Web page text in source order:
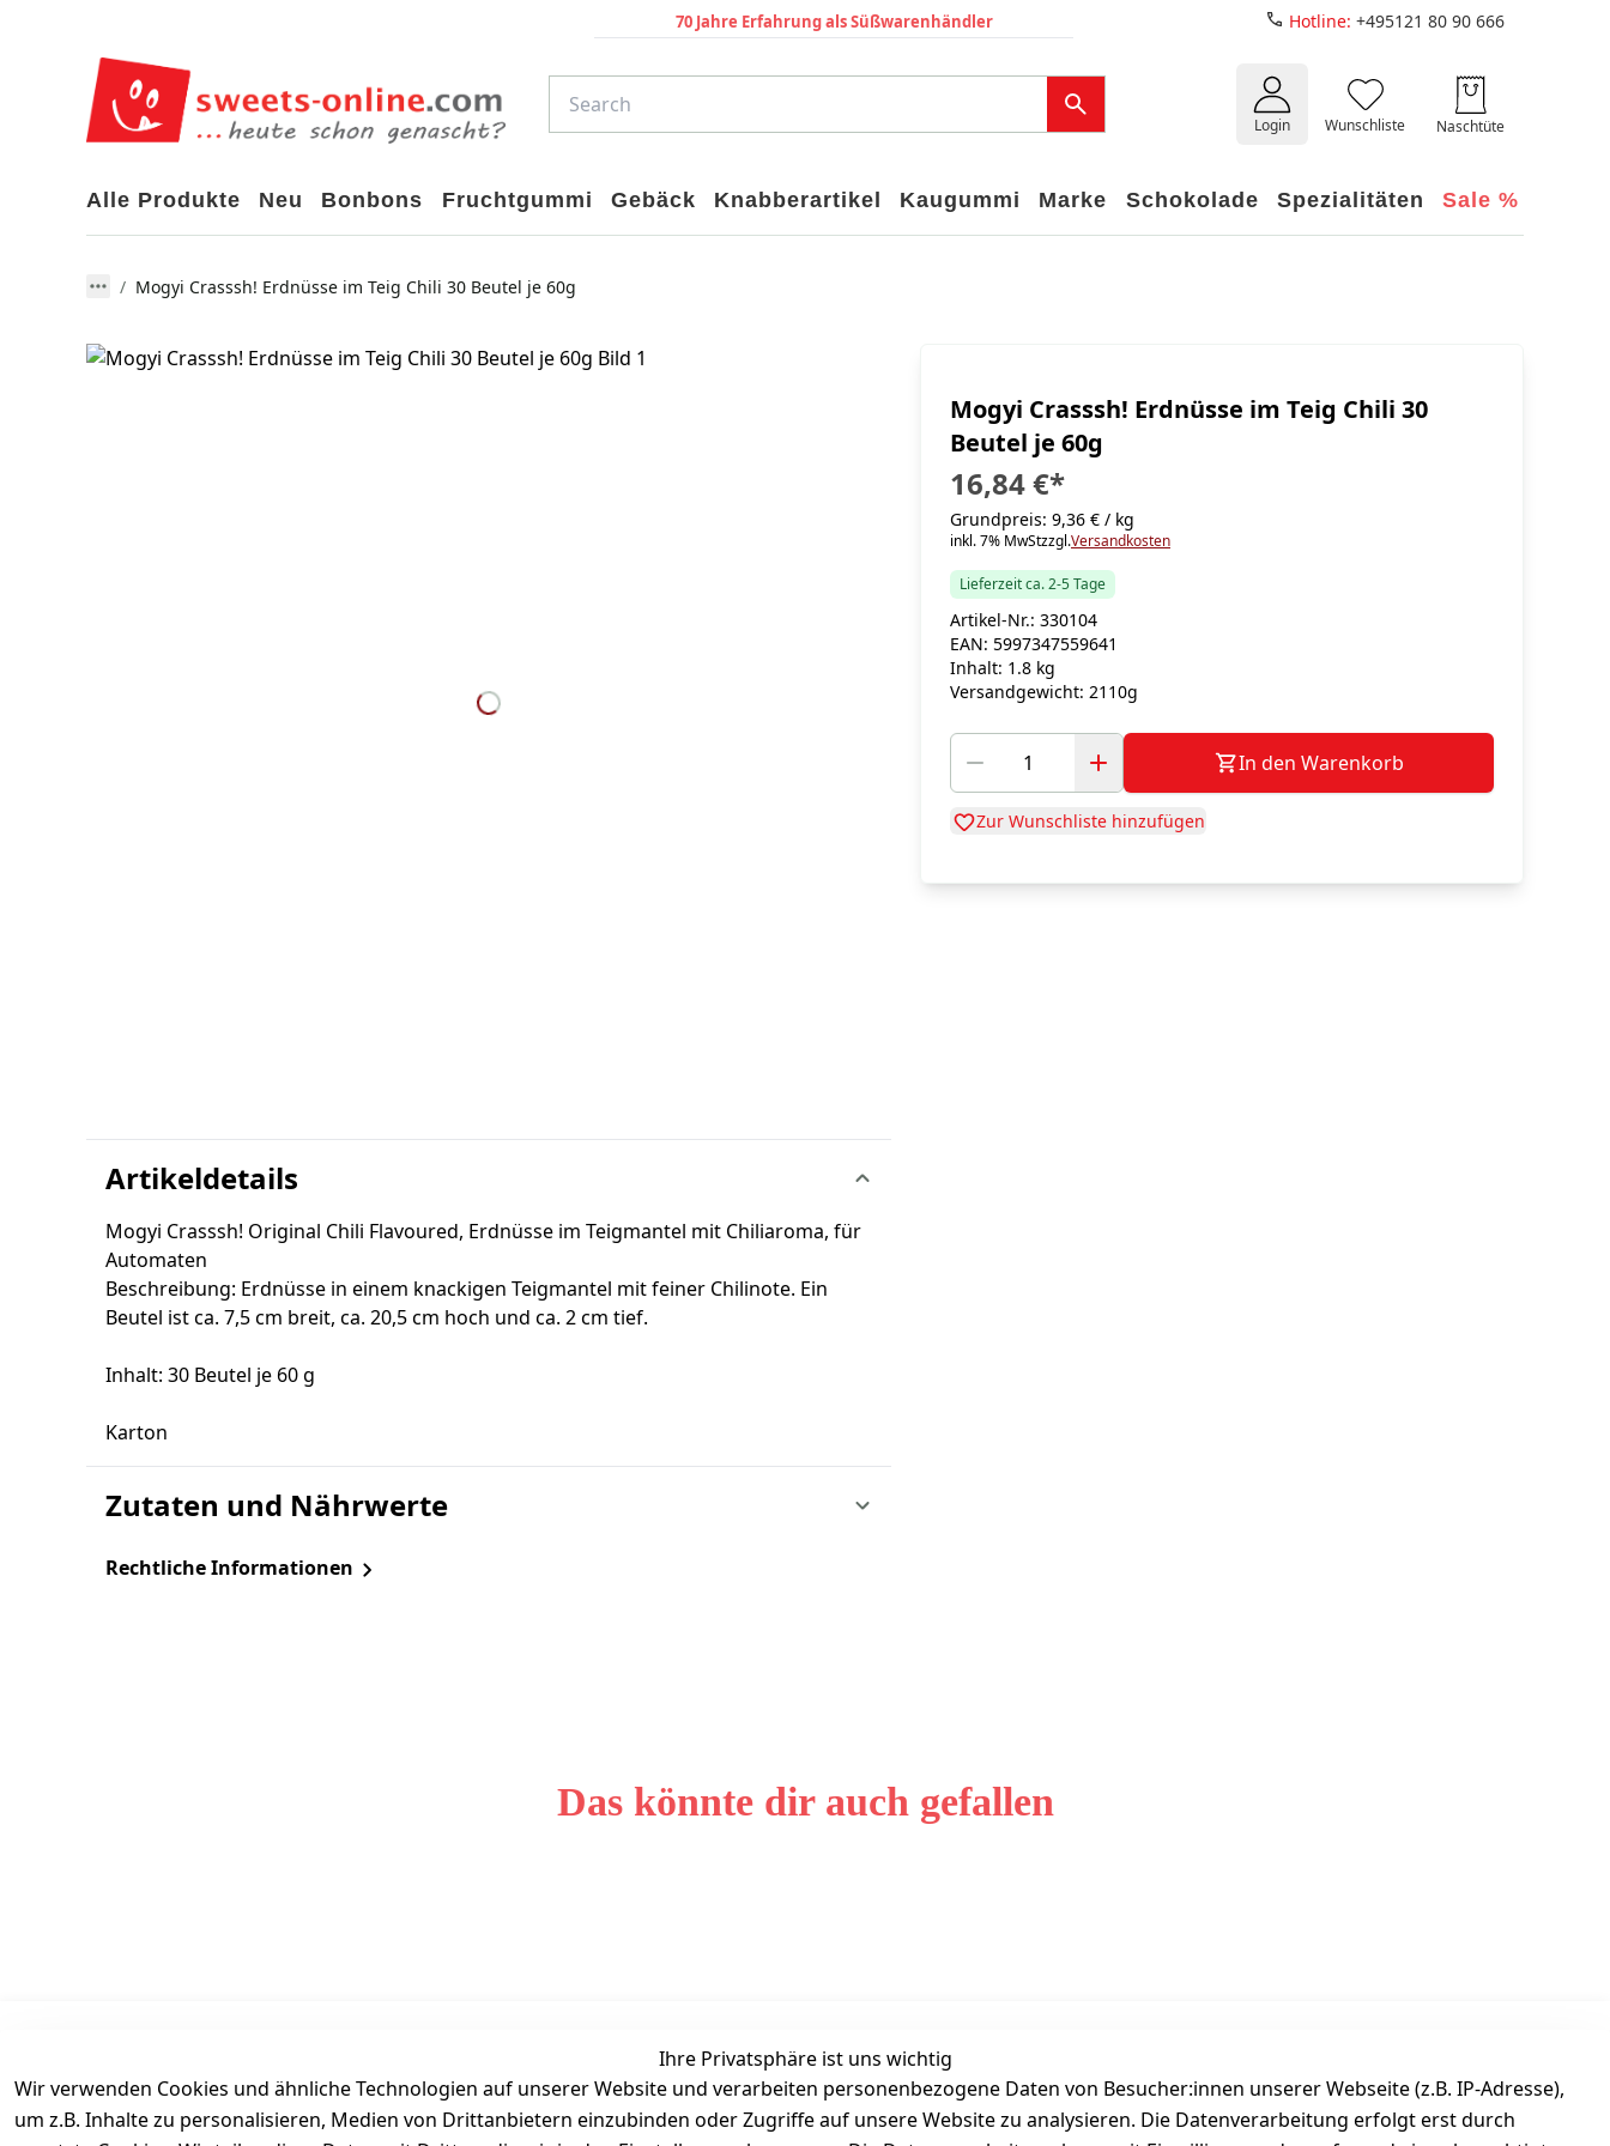
70 Jahre Erfahrung als Süßwarenhändler Hotline: +495121 80 90 666
Login Wunschliste Naschtüte
Alle Produkte Neu Bonbons Fruchtgummi Gebäck Knabberartikel Kaugummi Marke Schokolade Spezialitäten Sale %
Mogyi Crasssh! Erdnüsse im Teig Chili 30 Beutel je 60g
Mogyi Crasssh! Erdnüsse im Teig Chili 30
Beutel je 60g
16,84 €*
Grundpreis: 9,36 € / kg
inkl. 7% MwStzzgl.Versandkosten
Lieferzeit ca. 2-5 Tage
Artikel-Nr.: 330104
EAN: 5997347559641
Inhalt: 1.8 kg
Versandgewicht: 2110g
In den Warenkorb
Zur Wunschliste hinzufügen
Artikeldetails
Mogyi Crasssh! Original Chili Flavoured, Erdnüsse im Teigmantel mit Chiliaroma, für
Automaten
Beschreibung: Erdnüsse in einem knackigen Teigmantel mit feiner Chilinote. Ein
Beutel ist ca. 7,5 cm breit, ca. 20,5 cm hoch und ca. 2 cm tief.
Inhalt: 30 Beutel je 60 g
Karton
Zutaten und Nährwerte
Rechtliche Informationen
Das könnte dir auch gefallen
Ihre Privatsphäre ist uns wichtig
Wir verwenden Cookies und ähnliche Technologien auf unserer Website und verarbeiten personenbezogene Daten von Besucher:innen unserer Webseite (z.B. IP-Adresse),
um z.B. Inhalte zu personalisieren, Medien von Drittanbietern einzubinden oder Zugriffe auf unsere Website zu analysieren. Die Datenverarbeitung erfolgt erst durch
AGB
Kasse
Unternehmen
Bewertung